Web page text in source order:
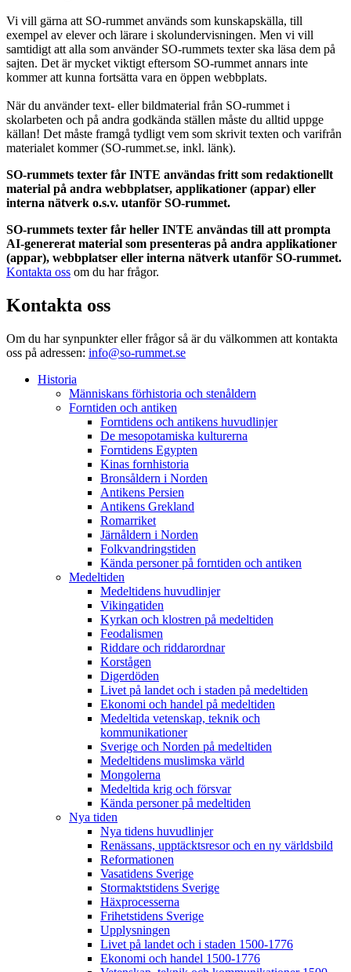
Vi vill gärna att SO-rummet används som kunskapskälla, till
exempel av elever och lärare i skolundervisningen. Men vi vill
samtidigt att alla som använder SO-rummets texter ska läsa dem på
sajten. Det är mycket viktigt eftersom SO-rummet annars inte
kommer att kunna fortsätta vara en öppen webbplats.
När du använder text- eller bildmaterial från SO-rummet i
skolarbeten och på andra godkända ställen måste du alltid uppge
källan! Det måste framgå tydligt vem som skrivit texten och varifrån
materialet kommer (SO-rummet.se, inkl. länk).
SO-rummets texter får INTE användas fritt som redaktionellt
material på andra webbplatser, applikationer (appar) eller
interna nätverk o.s.v. utanför SO-rummet.
SO-rummets texter får heller INTE användas till att prompta
AI-genererat material som presenteras på andra applikationer
(appar), webbplatser eller interna nätverk utanför SO-rummet.
Kontakta oss om du har frågor.
Kontakta oss
Om du har synpunkter eller frågor så är du välkommen att kontakta
oss på adressen: info@so-rummet.se
Historia
Människans förhistoria och stenåldern
Forntiden och antiken
Forntidens och antikens huvudlinjer
De mesopotamiska kulturerna
Forntidens Egypten
Kinas fornhistoria
Bronsåldern i Norden
Antikens Persien
Antikens Grekland
Romarriket
Järnåldern i Norden
Folkvandringstiden
Kända personer på forntiden och antiken
Medeltiden
Medeltidens huvudlinjer
Vikingatiden
Kyrkan och klostren på medeltiden
Feodalismen
Riddare och riddarordnar
Korstågen
Digerdöden
Livet på landet och i staden på medeltiden
Ekonomi och handel på medeltiden
Medeltida vetenskap, teknik och
kommunikationer
Sverige och Norden på medeltiden
Medeltidens muslimska värld
Mongolerna
Medeltida krig och försvar
Kända personer på medeltiden
Nya tiden
Nya tidens huvudlinjer
Renässans, upptäcktsresor och en ny världsbild
Reformationen
Vasatidens Sverige
Stormaktstidens Sverige
Häxprocesserna
Frihetstidens Sverige
Upplysningen
Livet på landet och i staden 1500-1776
Ekonomi och handel 1500-1776